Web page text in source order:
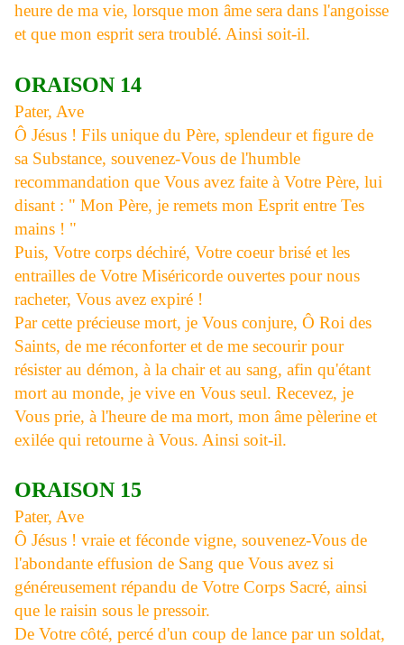
heure de ma vie, lorsque mon âme sera dans l'angoisse
et que mon esprit sera troublé. Ainsi soit-il.
ORAISON 14
Pater, Ave
Ô Jésus ! Fils unique du Père, splendeur et figure de
sa Substance, souvenez-Vous de l'humble
recommandation que Vous avez faite à Votre Père, lui
disant : " Mon Père, je remets mon Esprit entre Tes
mains ! "
Puis, Votre corps déchiré, Votre coeur brisé et les
entrailles de Votre Miséricorde ouvertes pour nous
racheter, Vous avez expiré !
Par cette précieuse mort, je Vous conjure, Ô Roi des
Saints, de me réconforter et de me secourir pour
résister au démon, à la chair et au sang, afin qu'étant
mort au monde, je vive en Vous seul. Recevez, je
Vous prie, à l'heure de ma mort, mon âme pèlerine et
exilée qui retourne à Vous. Ainsi soit-il.
ORAISON 15
Pater, Ave
Ô Jésus ! vraie et féconde vigne, souvenez-Vous de
l'abondante effusion de Sang que Vous avez si
généreusement répandu de Votre Corps Sacré, ainsi
que le raisin sous le pressoir.
De Votre côté, percé d'un coup de lance par un soldat,